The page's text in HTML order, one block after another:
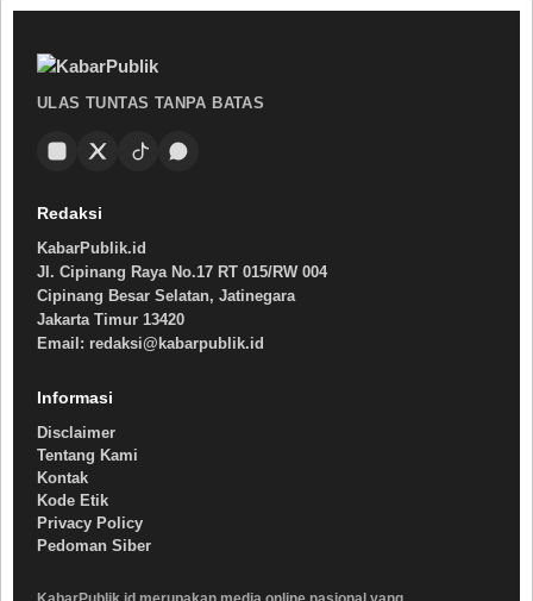
ULAS TUNTAS TANPA BATAS
Redaksi
KabarPublik.id
Jl. Cipinang Raya No.17 RT 015/RW 004
Cipinang Besar Selatan, Jatinegara
Jakarta Timur 13420
Email: redaksi@kabarpublik.id
Informasi
Disclaimer
Tentang Kami
Kontak
Kode Etik
Privacy Policy
Pedoman Siber